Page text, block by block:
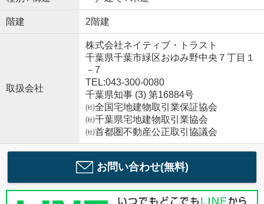
階建 2階建
取扱会社
株式会社ネイティブ・トラスト
千葉県千葉市緑区おゆみ野中央７丁目１
－7
TEL:043-300-0080
千葉県知事 (3) 第16884号
㈳全国宅地建物取引業保証協会
㈳千葉県宅地建物取引業協会
㈳首都圏不動産公正取引協議会
お問い合わせ(無料)